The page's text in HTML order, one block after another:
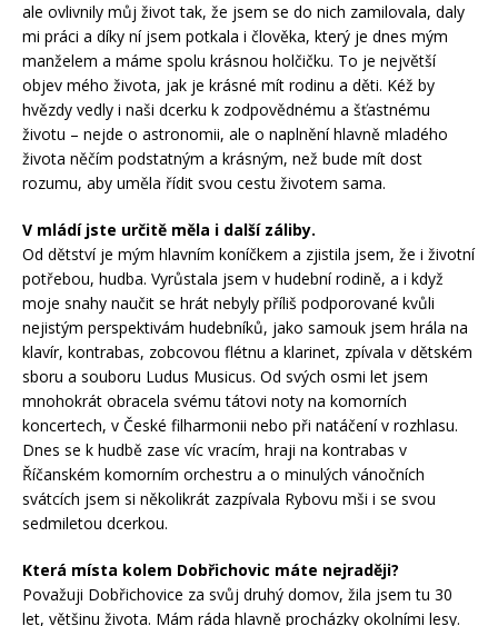
ale ovlivnily můj život tak, že jsem se do nich zamilovala, daly
mi práci a díky ní jsem potkala i člověka, který je dnes mým
manželem a máme spolu krásnou holčičku. To je největší
objev mého života, jak je krásné mít rodinu a děti. Kéž by
hvězdy vedly i naši dcerku k zodpovědnému a šťastnému
životu – nejde o astronomii, ale o naplnění hlavně mladého
života něčím podstatným a krásným, než bude mít dost
rozumu, aby uměla řídit svou cestu životem sama.
V mládí jste určitě měla i další záliby.
Od dětství je mým hlavním koníčkem a zjistila jsem, že i životní
potřebou, hudba. Vyrůstala jsem v hudební rodině, a i když
moje snahy naučit se hrát nebyly příliš podporované kvůli
nejistým perspektivám hudebníků, jako samouk jsem hrála na
klavír, kontrabas, zobcovou flétnu a klarinet, zpívala v dětském
sboru a souboru Ludus Musicus. Od svých osmi let jsem
mnohokrát obracela svému tátovi noty na komorních
koncertech, v České filharmonii nebo při natáčení v rozhlasu.
Dnes se k hudbě zase víc vracím, hraji na kontrabas v
Říčanském komorním orchestru a o minulých vánočních
svátcích jsem si několikrát zazpívala Rybovu mši i se svou
sedmiletou dcerkou.
Která místa kolem Dobřichovic máte nejraději?
Považuji Dobřichovice za svůj druhý domov, žila jsem tu 30
let, většinu života. Mám ráda hlavně procházky okolními lesy.